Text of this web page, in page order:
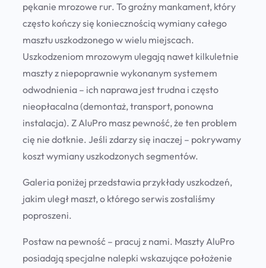
pękanie mrozowe rur. To groźny mankament, który
często kończy się koniecznością wymiany całego
masztu uszkodzonego w wielu miejscach.
Uszkodzeniom mrozowym ulegają nawet kilkuletnie
maszty z niepoprawnie wykonanym systemem
odwodnienia – ich naprawa jest trudna i często
nieopłacalna (demontaż, transport, ponowna
instalacja). Z AluPro masz pewność, że ten problem
cię nie dotknie. Jeśli zdarzy się inaczej – pokrywamy
koszt wymiany uszkodzonych segmentów.
Galeria poniżej przedstawia przykłady uszkodzeń,
jakim uległ maszt, o którego serwis zostaliśmy
poproszeni.
Postaw na pewność – pracuj z nami. Maszty AluPro
posiadają specjalne nalepki wskazujące położenie